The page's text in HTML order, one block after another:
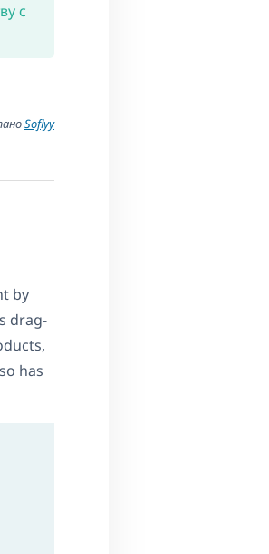
с
Soflyy
by
drag-
has